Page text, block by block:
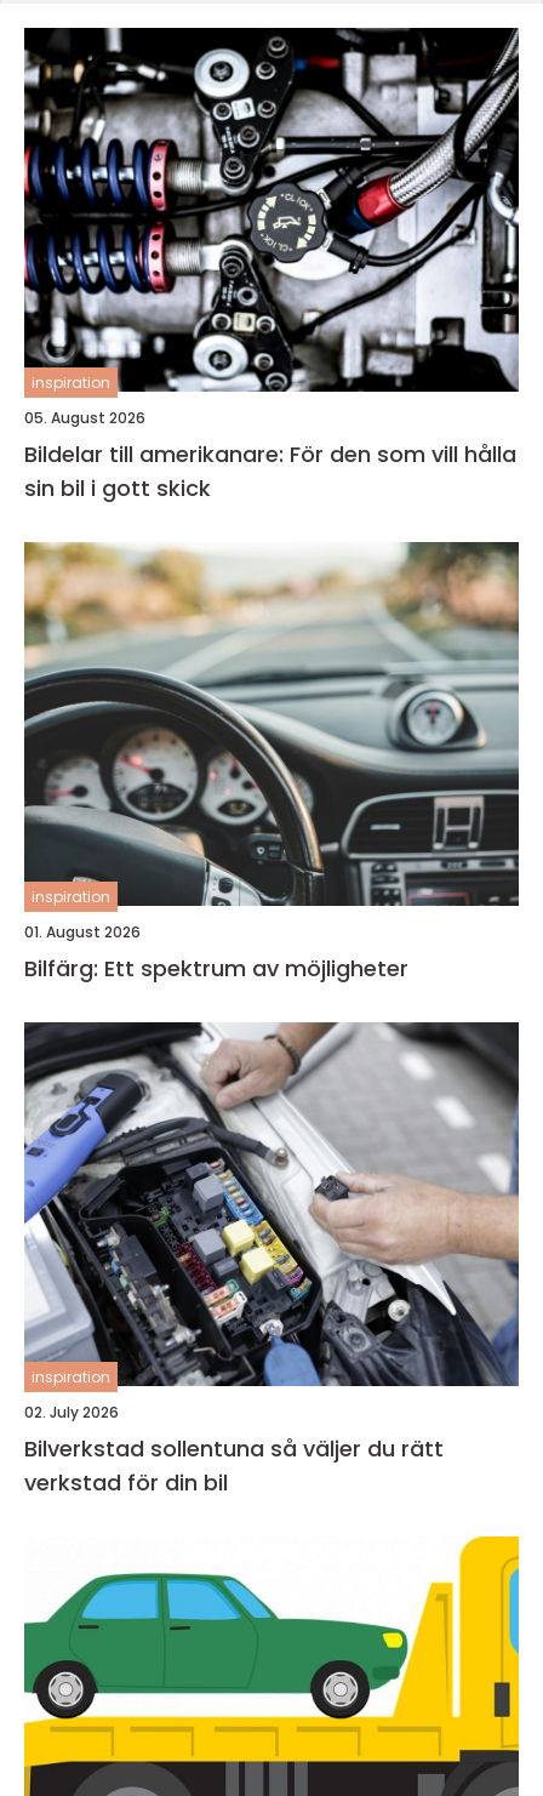
inspiration
05. August 2026
Bildelar till amerikanare: För den som vill hålla
sin bil i gott skick
inspiration
01. August 2026
Bilfärg: Ett spektrum av möjligheter
inspiration
02. July 2026
Bilverkstad sollentuna så väljer du rätt
verkstad för din bil